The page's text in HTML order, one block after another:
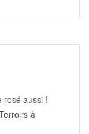
rosé aussi !
à